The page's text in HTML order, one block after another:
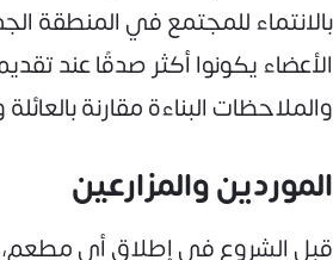
بالانتماء للمجتمع في المنطقة
الأعضاء يكونوا أكثر صدقًا عند
والملاحظات البناءة مقارنة
الموردين والمزارعين
قبل الشروع في إطلاق أي مطعم،